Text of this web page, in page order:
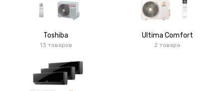
Toshiba
13 товаров
Ultima Comfort
2 товара